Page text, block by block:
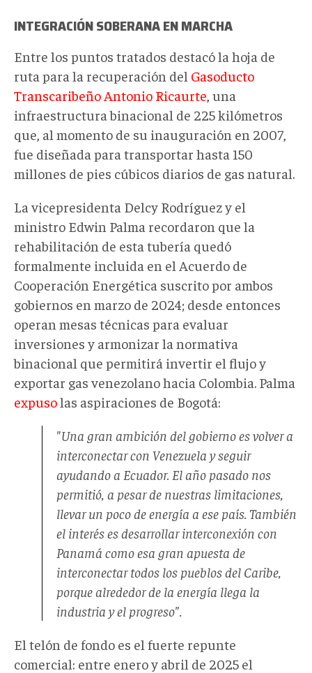
INTEGRACIÓN SOBERANA EN MARCHA
Entre los puntos tratados destacó la hoja de
ruta para la recuperación del Gasoducto
Transcaribeño Antonio Ricaurte , una
infraestructura binacional de 225 kilómetros
que, al momento de su inauguración en 2007,
fue diseñada para transportar hasta 150
millones de pies cúbicos diarios de gas natural .
La vicepresidenta Delcy Rodríguez y el
ministro Edwin Palma recordaron que la
rehabilitación de esta tubería quedó
formalmente incluida en el Acuerdo de
Cooperación Energética suscrito por ambos
gobiernos en marzo de 2024; desde entonces
operan mesas técnicas para evaluar
inversiones y armonizar la normativa
binacional que permitirá invertir el flujo y
exportar gas venezolano hacia Colombia. Palma
expusolas aspiraciones de Bogotá:
"Una gran ambición del gobierno es volver a
interconectar con Venezuela y seguir
ayudando a Ecuador. El año pasado nos
permitió, a pesar de nuestras limitaciones,
llevar un poco de energía a ese país. También
el interés es desarrollar interconexión con
Panamá como esa gran apuesta de
interconectar todos los pueblos del Caribe,
porque alrededor de la energía llega la
industria y el progreso".
El telón de fondo es el fuerte repunte
comercial: entre enero y abril de 2025 el